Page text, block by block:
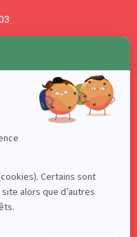
sociaux!